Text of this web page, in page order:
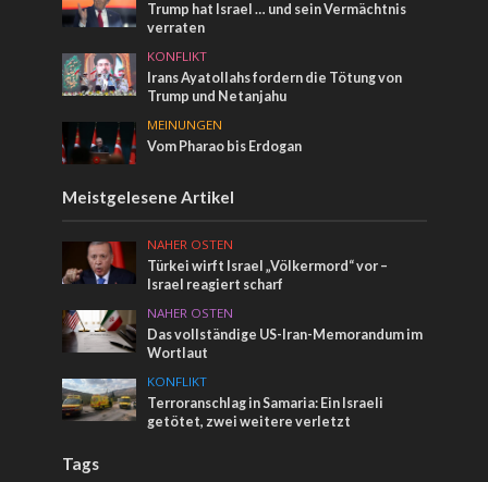
Trump hat Israel … und sein Vermächtnis
verraten
KONFLIKT
Irans Ayatollahs fordern die Tötung von
Trump und Netanjahu
MEINUNGEN
Vom Pharao bis Erdogan
Meistgelesene Artikel
NAHER OSTEN
Türkei wirft Israel „Völkermord“ vor –
Israel reagiert scharf
NAHER OSTEN
Das vollständige US-Iran-Memorandum im
Wortlaut
KONFLIKT
Terroranschlag in Samaria: Ein Israeli
getötet, zwei weitere verletzt
Tags